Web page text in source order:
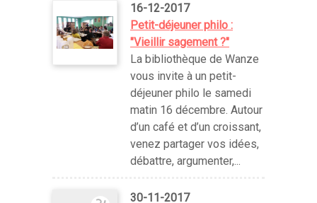
16-12-2017
Petit-déjeuner philo :
"Vieillir sagement ?"
La bibliothèque de Wanze
vous invite à un petit-
déjeuner philo le samedi
matin 16 décembre. Autour
d’un café et d’un croissant,
venez partager vos idées,
débattre, argumenter,...
30-11-2017